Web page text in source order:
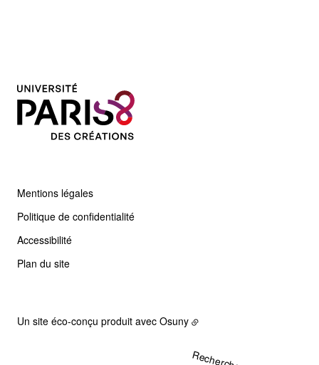
Mentions légales
Politique de confidentialité
Accessibilité
Plan du site
Un site éco-conçu produit avec Osuny